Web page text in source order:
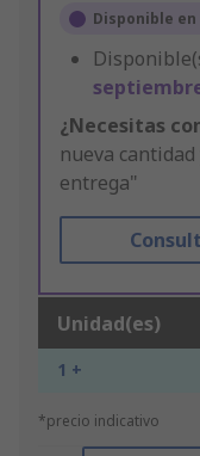
Disponible
¿Necesitas
nueva
entrega"
Unidad(es)
1 +
*precio indicativo